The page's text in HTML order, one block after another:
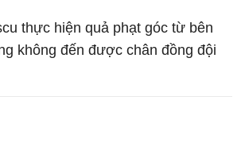
thực hiện quả phạt góc từ bên
không đến được chân đồng đội